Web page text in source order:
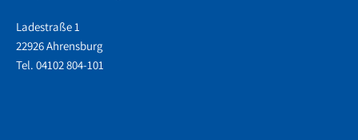
Ladestraße 1
22926 Ahrensburg
Tel. 04102 804-101